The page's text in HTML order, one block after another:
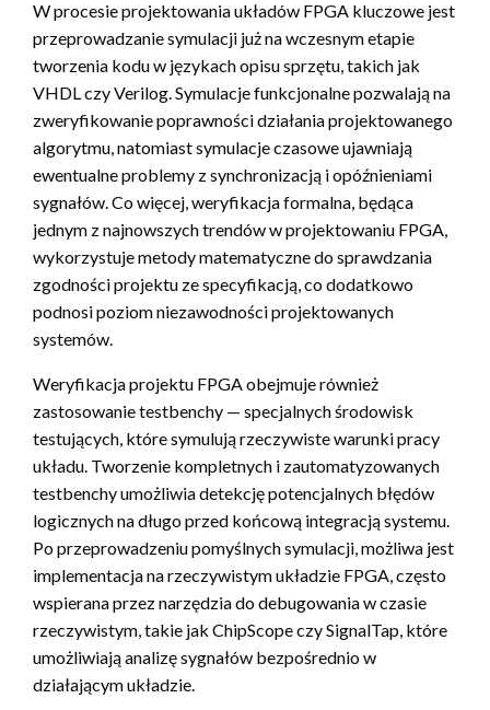
W procesie projektowania układów FPGA kluczowe jest
przeprowadzanie symulacji już na wczesnym etapie
tworzenia kodu w językach opisu sprzętu, takich jak
VHDL czy Verilog. Symulacje funkcjonalne pozwalają na
zweryfikowanie poprawności działania projektowanego
algorytmu, natomiast symulacje czasowe ujawniają
ewentualne problemy z synchronizacją i opóźnieniami
sygnałów. Co więcej, weryfikacja formalna, będąca
jednym z najnowszych trendów w projektowaniu FPGA,
wykorzystuje metody matematyczne do sprawdzania
zgodności projektu ze specyfikacją, co dodatkowo
podnosi poziom niezawodności projektowanych
systemów.
Weryfikacja projektu FPGA obejmuje również
zastosowanie testbenchy — specjalnych środowisk
testujących, które symulują rzeczywiste warunki pracy
układu. Tworzenie kompletnych i zautomatyzowanych
testbenchy umożliwia detekcję potencjalnych błędów
logicznych na długo przed końcową integracją systemu.
Po przeprowadzeniu pomyślnych symulacji, możliwa jest
implementacja na rzeczywistym układzie FPGA, często
wspierana przez narzędzia do debugowania w czasie
rzeczywistym, takie jak ChipScope czy SignalTap, które
umożliwiają analizę sygnałów bezpośrednio w
działającym układzie.